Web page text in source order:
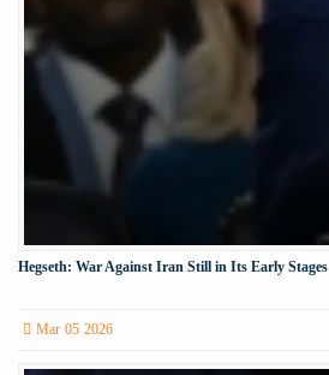
Hegseth: War Against Iran Still in Its Early Stages
Mar 05 2026